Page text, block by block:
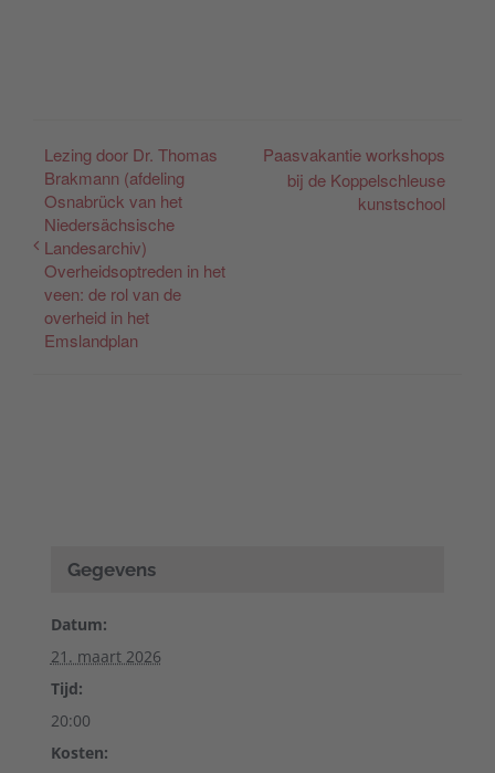
Lezing door Dr. Thomas
Brakmann (afdeling
Osnabrück van het
Niedersächsische
Landesarchiv)
Overheidsoptreden in het
veen: de rol van de
overheid in het
Emslandplan
Paasvakantie workshops
bij de Koppelschleuse
kunstschool
Gegevens
Datum:
21. maart 2026
Tijd:
20:00
Kosten: